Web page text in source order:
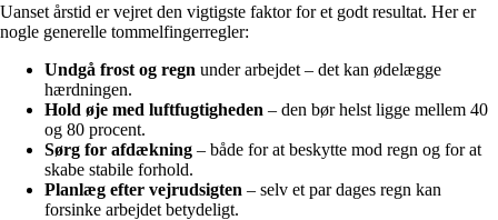
Uanset årstid er vejret den vigtigste faktor for et godt resultat. Her er
nogle generelle tommelfingerregler:
Undgå frost og regn under arbejdet – det kan ødelægge
hærdningen.
Hold øje med luftfugtigheden – den bør helst ligge mellem 40
og 80 procent.
Sørg for afdækning – både for at beskytte mod regn og for at
skabe stabile forhold.
Planlæg efter vejrudsigten – selv et par dages regn kan
forsinke arbejdet betydeligt.